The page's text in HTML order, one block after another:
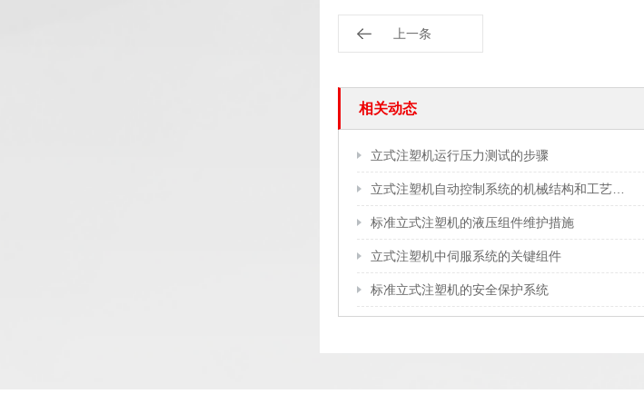
上一条
相关动态
立式注塑机运行压力测试的步骤
标准立式注塑机的液压组件维护措施
立式注塑机中伺服系统的关键组件
标准立式注塑机的安全保护系统